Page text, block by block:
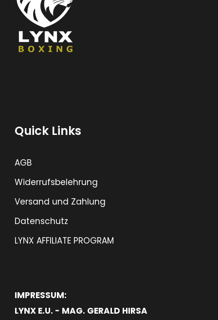
Quick Links
AGB
Widerrufsbelehrung
Versand und Zahlung
Datenschutz
LYNX AFFILIATE PROGRAM
IMPRESSUM:
LYNX E.U. - MAG. GERALD HIRSA